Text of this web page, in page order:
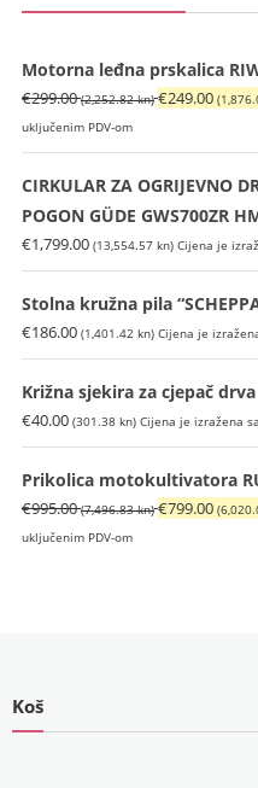
Motorna leđna prskalica
€299.00 (2,252.82 kn)Izvorna
bila
je:
€299.00
€249.00
uključenim PDV-om
CIRKULAR ZA OGRIJEVNO
POGON GÜDE GWS700ZR
€1,799.00 (13,554.57 kn) Cijena je
Stolna kružna pila
€186.00 (1,401.42 kn) Cijena je
Križna sjekira za cjepač drva
€40.00 (301.38 kn) Cijena je izražena
Prikolica motokultivatora
€995.00 (7,496.83 kn)Izvorna
€799.00
uključenim PDV-om
Koš